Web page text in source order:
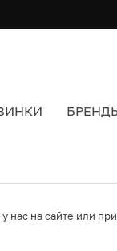
на сайте или